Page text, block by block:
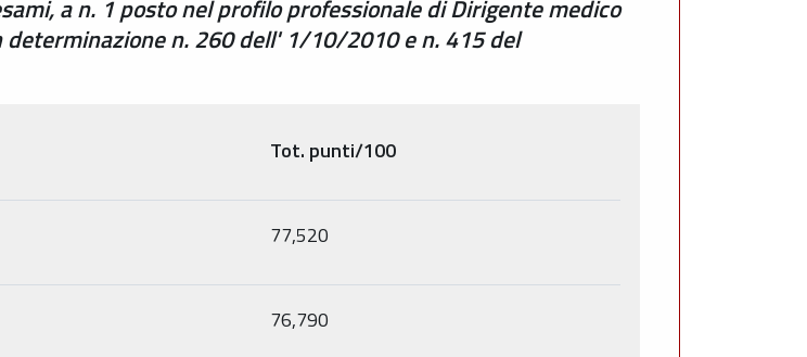
a n. 1 posto nel profilo professionale di Dirigente medico
n. 260 dell' 1/10/2010 e n. 415 del
Tot. punti/100
77,520
76,790